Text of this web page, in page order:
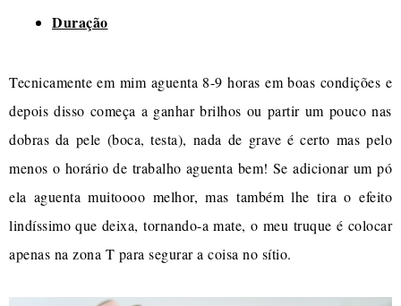
Duração
Tecnicamente em mim aguenta 8-9 horas em boas condições e
depois disso começa a ganhar brilhos ou partir um pouco nas
dobras da pele (boca, testa), nada de grave é certo mas pelo
menos o horário de trabalho aguenta bem! Se adicionar um pó
ela aguenta muitoooo melhor, mas também lhe tira o efeito
lindíssimo que deixa, tornando-a mate, o meu truque é colocar
apenas na zona T para segurar a coisa no sítio.